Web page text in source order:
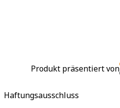
Produkt präsentiert von
Haftungsausschluss